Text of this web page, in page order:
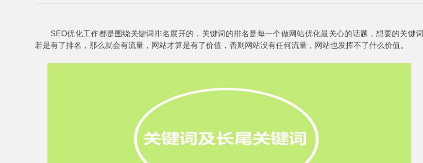
SEO优化工作都是围绕关键词排名展开的，关键词的排名是每一个做网站优化最关心的话题，想要的关键词
若是有了排名，那么就会有流量，网站才算是有了价值，否则网站没有任何流量，网站也发挥不了什么价值。